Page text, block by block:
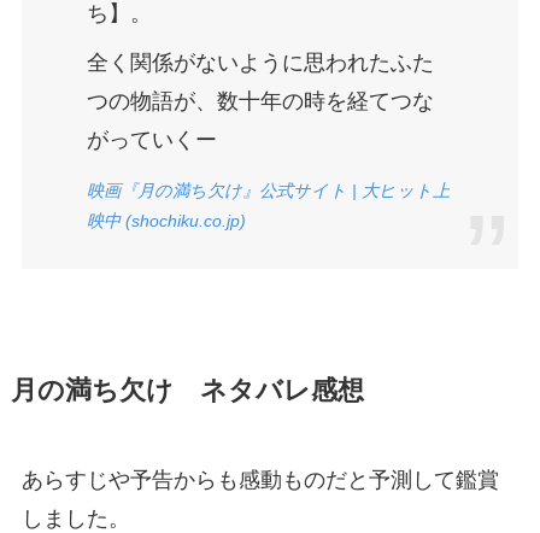
ち】。
全く関係がないように思われたふた
つの物語が、数十年の時を経てつな
がっていくー
映画『月の満ち欠け』公式サイト | 大ヒット上
映中 (shochiku.co.jp)
月の満ち欠け ネタバレ感想
あらすじや予告からも感動ものだと予測して鑑賞
しました。